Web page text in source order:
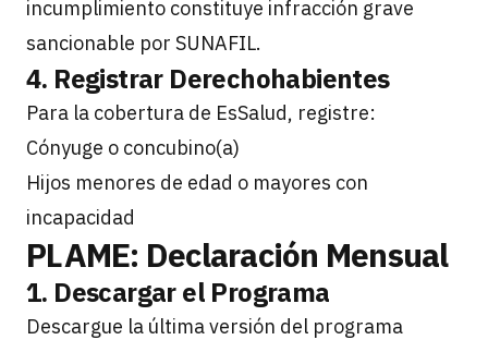
incumplimiento constituye infracción grave
sancionable por SUNAFIL.
4. Registrar Derechohabientes
Para la cobertura de EsSalud, registre:
Cónyuge o concubino(a)
Hijos menores de edad o mayores con
incapacidad
PLAME: Declaración Mensual
1. Descargar el Programa
Descargue la última versión del programa